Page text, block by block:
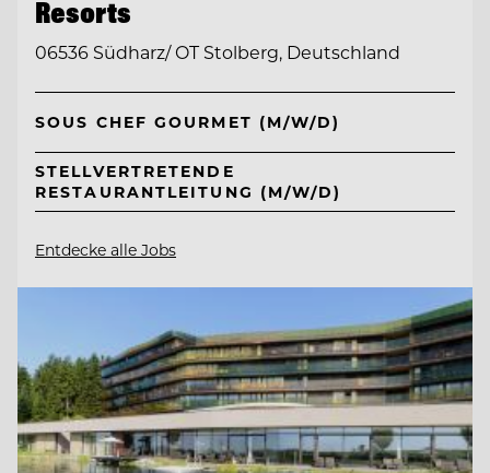
Resorts
06536 Südharz/ OT Stolberg, Deutschland
SOUS CHEF GOURMET (M/W/D)
STELLVERTRETENDE
RESTAURANTLEITUNG (M/W/D)
Entdecke alle Jobs